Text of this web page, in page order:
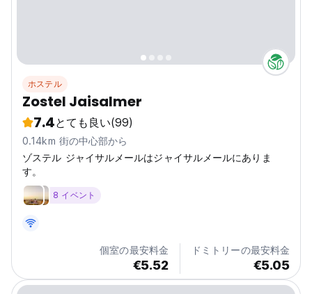
ホステル
Zostel Jaisalmer
7.4とても良い(99)
0.14km 街の中心部から
ゾステル ジャイサルメールはジャイサルメールにありま
す。
8 イベント
個室の最安料金
€5.52
ドミトリーの最安料金
€5.05